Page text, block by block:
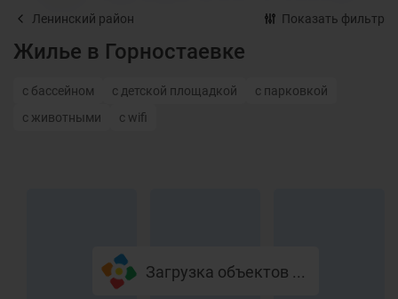
Ленинский район Показать фильтр
Жилье в Горностаевке
с бассейном с детской площадкой
с парковкой
с животными
с wifi
Загрузка объектов ...